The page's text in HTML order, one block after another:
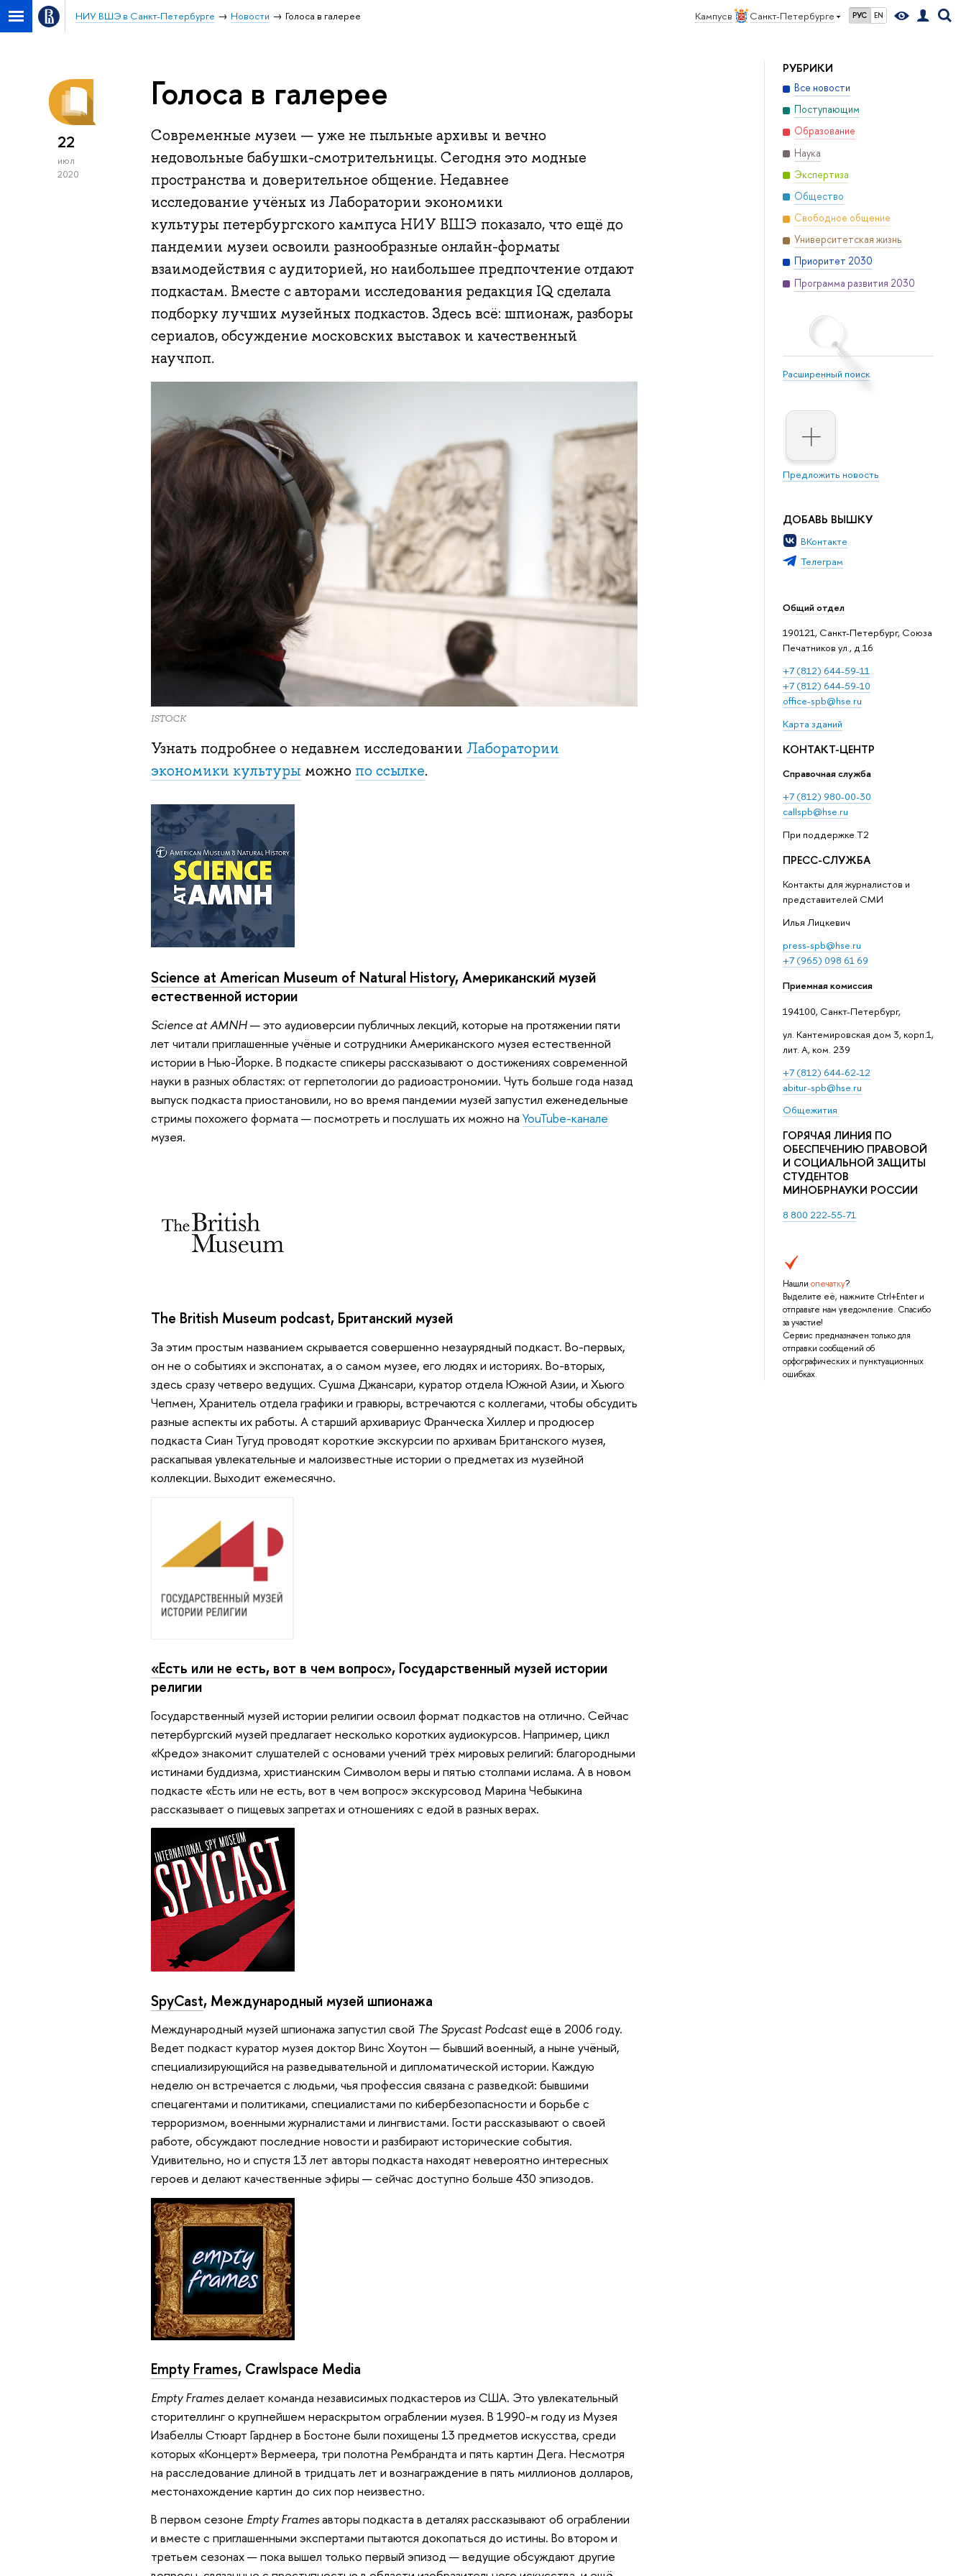
Кампус в Санкт-Петербурге РУС EN
НИУ ВШЭ в Санкт-Петербурге Новости Голоса в галерее
РУБРИКИ
Все новости
Поступающим
Образование
Наука
Экспертиза
Общество
Свободное общение
Университетская жизнь
Приоритет 2030
Программа развития 2030
Расширенный поиск
Предложить новость
ДОБАВЬ ВЫШКУ
ВКонтакте
Телеграм
Общий отдел
190121, Санкт-Петербург, Союза
Печатников ул., д.16
+7 (812) 644-59-11
+7 (812) 644-59-10
office-spb@hse.ru
Карта зданий
КОНТАКТ-ЦЕНТР
Справочная служба
+7 (812) 980-00-30
callspb@hse.ru
При поддержке T2
ПРЕСС-СЛУЖБА
Контакты для журналистов и
представителей СМИ
Илья Лицкевич
press-spb@hse.ru
+7 (965) 098 61 69
Приемная комиссия
194100, Санкт-Петербург,
ул. Кантемировская дом 3, корп.1,
лит. А, ком. 239
+7 (812) 644-62-12
abitur-spb@hse.ru
Общежития
ГОРЯЧАЯ ЛИНИЯ ПО
ОБЕСПЕЧЕНИЮ ПРАВОВОЙ
И СОЦИАЛЬНОЙ ЗАЩИТЫ
СТУДЕНТОВ
МИНОБРНАУКИ РОССИИ
8 800 222-55-71
Нашли опечатку?
Выделите её, нажмите Ctrl+Enter и
отправьте нам уведомление. Спасибо
за участие!
Сервис предназначен только для
отправки сообщений об
орфографических и пунктуационных
ошибках.
22
июл
2020
Голоса в галерее
Современные музеи — уже не пыльные архивы и вечно
недовольные бабушки-смотрительницы. Сегодня это модные
пространства и доверительное общение. Недавнее
исследование учёных из Лаборатории экономики
культуры петербургского кампуса НИУ ВШЭ показало, что ещё до
пандемии музеи освоили разнообразные онлайн-форматы
взаимодействия с аудиторией, но наибольшее предпочтение отдают
подкастам. Вместе с авторами исследования редакция IQ сделала
подборку лучших музейных подкастов. Здесь всё: шпионаж, разборы
сериалов, обсуждение московских выставок и качественный
научпоп.
ISTOCK
Узнать подробнее о недавнем исследовании Лаборатории
экономики культуры можно по ссылке.
Science at American Museum of Natural History, Американский музей
естественной истории
Science at AMNH— это аудиоверсии публичных лекций, которые на протяжении пяти
лет читали приглашенные учёные и сотрудники Американского музея естественной
истории в Нью-Йорке. В подкасте спикеры рассказывают о достижениях современной
науки в разных областях: от герпетологии до радиоастрономии. Чуть больше года назад
выпуск подкаста приостановили, но во время пандемии музей запустил еженедельные
стримы похожего формата — посмотреть и послушать их можно на YouTube-канале
музея.
The British Museum podcast, Британский музей
За этим простым названием скрывается совершенно незаурядный подкаст. Во-первых,
он не о событиях и экспонатах, а о самом музее, его людях и историях. Во-вторых,
здесь сразу четверо ведущих. Сушма Джансари, куратор отдела Южной Азии, и Хьюго
Чепмен, Хранитель отдела графики и гравюры, встречаются с коллегами, чтобы обсудить
разные аспекты их работы. А старший архивариус Франческа Хиллер и продюсер
подкаста Сиан Тугуд проводят короткие экскурсии по архивам Британского музея,
раскапывая увлекательные и малоизвестные истории о предметах из музейной
коллекции. Выходит ежемесячно.
«Есть или не есть, вот в чем вопрос», Государственный музей истории
религии
Государственный музей истории религии освоил формат подкастов на отлично. Сейчас
петербургский музей предлагает несколько коротких аудиокурсов. Например, цикл
«Кредо» знакомит слушателей с основами учений трёх мировых религий: благородными
истинами буддизма, христианским Символом веры и пятью столпами ислама. А в новом
подкасте «Есть или не есть, вот в чем вопрос» экскурсовод Марина Чебыкина
рассказывает о пищевых запретах и отношениях с едой в разных верах.
SpyCast, Международный музей шпионажа
Международный музей шпионажа запустил свой The Spycast Podcastещё в 2006 году.
Ведет подкаст куратор музея доктор Винс Хоутон — бывший военный, а ныне учёный,
специализирующийся на разведывательной и дипломатической истории. Каждую
неделю он встречается с людьми, чья профессия связана с разведкой: бывшими
спецагентами и политиками, специалистами по кибербезопасности и борьбе с
терроризмом, военными журналистами и лингвистами. Гости рассказывают о своей
работе, обсуждают последние новости и разбирают исторические события.
Удивительно, но и спустя 13 лет авторы подкаста находят невероятно интересных
героев и делают качественные эфиры — сейчас доступно больше 430 эпизодов.
Empty Frames, Crawlspace Media
Empty Framesделает команда независимых подкастеров из США. Это увлекательный
сторителлинг о крупнейшем нераскрытом ограблении музея. В 1990-м году из Музея
Изабеллы Стюарт Гарднер в Бостоне были похищены 13 предметов искусства, среди
которых «Концерт» Вермеера, три полотна Рембрандта и пять картин Дега. Несмотря
на расследование длиной в тридцать лет и вознаграждение в пять миллионов долларов,
местонахождение картин до сих пор неизвестно.
В первом сезоне Empty Framesавторы подкаста в деталях рассказывают об ограблении
и вместе с приглашенными экспертами пытаются докопаться до истины. Во втором и
третьем сезонах — пока вышел только первый эпизод — ведущие обсуждают другие